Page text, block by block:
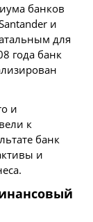
банков
и
для
года банк
и
к
банк
и